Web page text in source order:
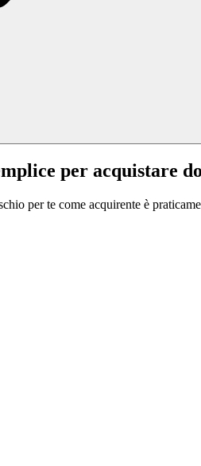
per acquistare
per te come acquirente è